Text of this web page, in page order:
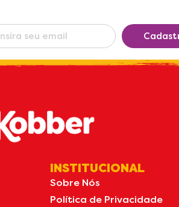
INSTITUCIONAL
Sobre Nós
Política de Privacidade